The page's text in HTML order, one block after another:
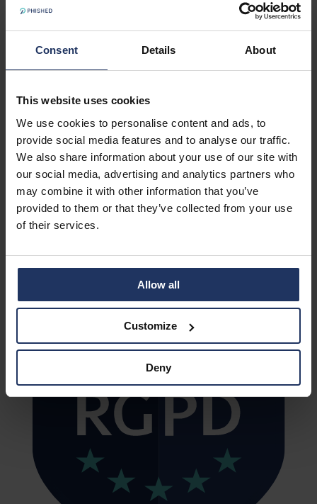
Consent Details About
This website uses cookies
We use cookies to personalise content and ads, to
provide social media features and to analyse our traffic.
We also share information about your use of our site with
our social media, advertising and analytics partners who
may combine it with other information that you’ve
provided to them or that they’ve collected from your use
of their services.
Allow all
Customize
Deny